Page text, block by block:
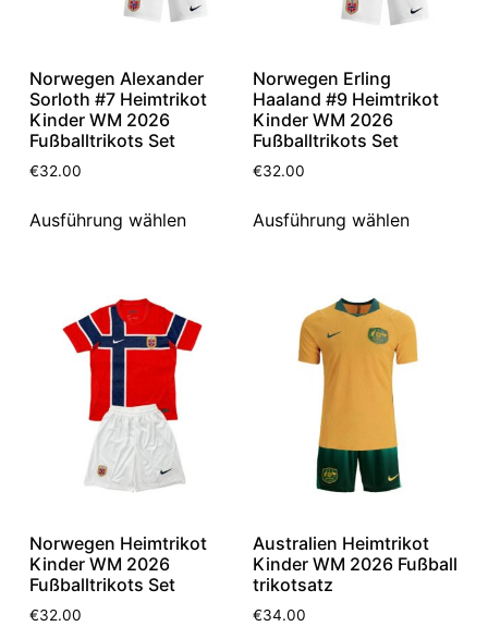
Norwegen Alexander
Sorloth #7 Heimtrikot
Kinder WM 2026
Fußballtrikots Set
€32.00
Ausführung wählen
Norwegen Erling
Haaland #9 Heimtrikot
Kinder WM 2026
Fußballtrikots Set
€32.00
Ausführung wählen
Norwegen Heimtrikot
Kinder WM 2026
Fußballtrikots Set
€32.00
Australien Heimtrikot
Kinder WM 2026 Fußball
trikotsatz
€34.00